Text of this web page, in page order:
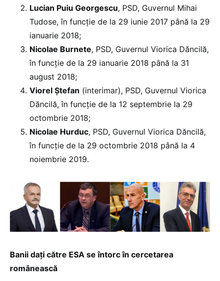
Lucian Puiu Georgescu, PSD, Guvernul Mihai
Tudose, în funcţie de la 29 iunie 2017 până la 29
ianuarie 2018;
Nicolae Burnete, PSD, Guvernul Viorica Dăncilă,
în funcţie de la 29 ianuarie 2018 până la 31
august 2018;
Viorel Ştefan (interimar), PSD, Guvernul Viorica
Dăncilă, în funcţie de la 12 septembrie la 29
octombrie 2018;
Nicolae Hurduc, PSD, Guvernul Viorica Dăncilă,
în funcţie de la 29 octombrie 2018 până la 4
noiembrie 2019.
Banii daţi către ESA se întorc în cercetarea
românească